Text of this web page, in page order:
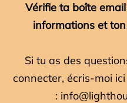
Vérifie ta boîte
informations et
Si tu as des
connecter, écris-moi
: